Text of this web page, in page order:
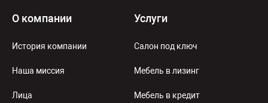
О компании
История компании
Наша миссия
Лица
Услуги
Салон под ключ
Мебель в лизинг
Мебель в кредит